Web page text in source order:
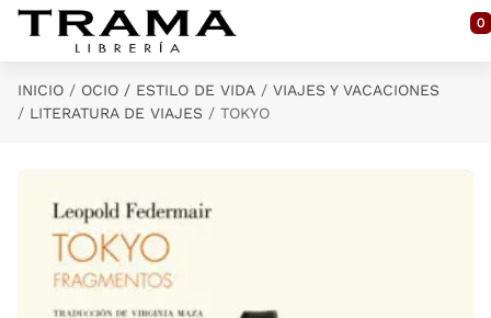
Saltar al contenido principal
0
INICIO OCIO / ESTILO DE VIDA
VIAJES Y VACACIONES
LITERATURA DE VIAJES
TOKYO